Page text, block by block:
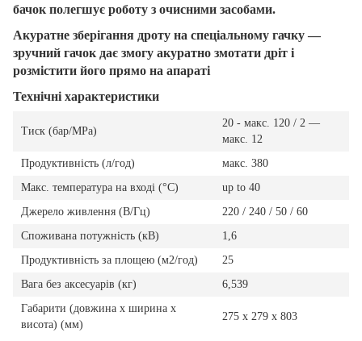
бачок полегшує роботу з очисними засобами.
Акуратне зберігання дроту на спеціальному гачку —
зручний гачок дає змогу акуратно змотати дріт і
розмістити його прямо на апараті
Технічні характеристики
Тиск (бар/MPa)
20 - макс. 120 / 2 —
макс. 12
Продуктивність (л/год)
макс. 380
Макс. температура на вході (°C)
up to 40
Джерело живлення (В/Гц)
220 / 240 / 50 / 60
Споживана потужність (кВ)
1,6
Продуктивність за площею (м2/год)
25
Вага без аксесуарів (кг)
6,539
Габарити (довжина х ширина х
висота) (мм)
275 x 279 x 803